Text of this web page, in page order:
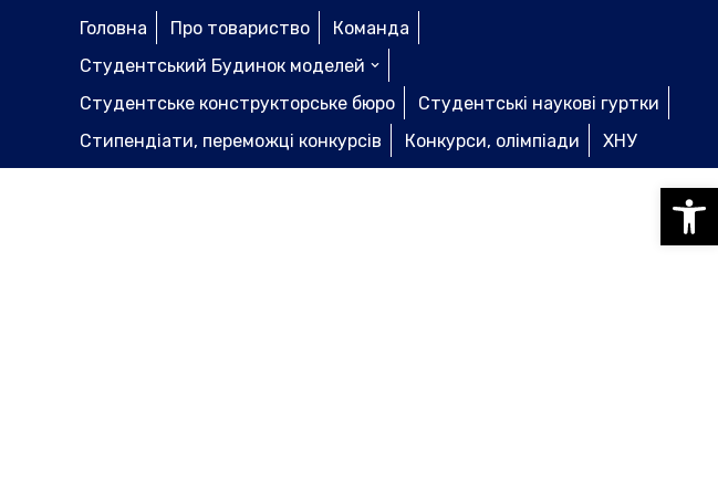
Головна Про товариство
Команда
Студентський Будинок моделей
Студентське конструкторське бюро
Студентські наукові гуртки
Стипендіати, переможці конкурсів
Конкурси, олімпіади
ХНУ